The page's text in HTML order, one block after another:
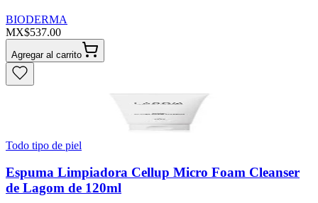
BIODERMA
MX$537.00
Agregar al carrito
Todo tipo de piel
Espuma Limpiadora Cellup Micro Foam Cleanser
de Lagom de 120ml